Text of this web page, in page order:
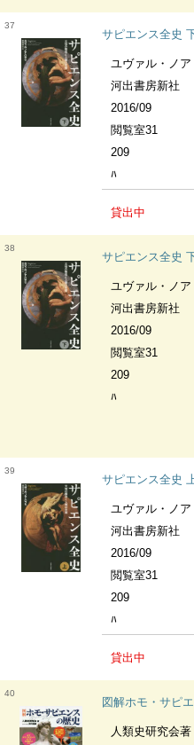
37
サピエンス全史
ユヴァル・ノ
河出書房新社
2016/09
閲覧室31
209
ﾊ
貸出中
38
サピエンス全史
ユヴァル・ノ
河出書房新社
2016/09
閲覧室31
209
ﾊ
39
サピエンス全史
ユヴァル・ノ
河出書房新社
2016/09
閲覧室31
209
ﾊ
貸出中
40
図解ホモ・サピ
人類史研究会